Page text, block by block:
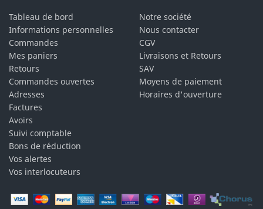
Tableau de bord
Informations personnelles
Commandes
Mes paniers
Retours
Commandes ouvertes
Adresses
Factures
Avoirs
Suivi comptable
Bons de réduction
Vos alertes
Vos interlocuteurs
Notre société
Nous contacter
CGV
Livraisons et Retours
SAV
Moyens de paiement
Horaires d'ouverture